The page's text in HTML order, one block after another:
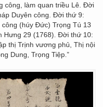
công, làm quan triều Lê. Đời
Duyên công. Đời thứ 9:
(húy Đức) Trọng Tú 13
Hưng 29 (1768). Đời thứ 10:
thị Trịnh vương phủ, Thị nội
Dung, Trọng Tiệp.”